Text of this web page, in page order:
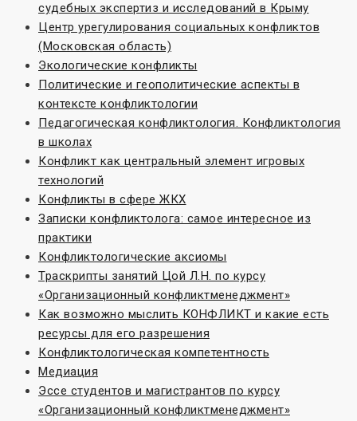
судебных экспертиз и исследований в Крыму
Центр урегулирования социальных конфликтов
(Московская область)
Экологические конфликты
Политические и геополитические аспекты в
контексте конфликтологии
Педагогическая конфликтология. Конфликтология
в школах
Конфликт как центральный элемент игровых
технологий
Конфликты в сфере ЖКХ
Записки конфликтолога: самое интересное из
практики
Конфликтологические аксиомы
Траскрипты занятий Цой Л.Н. по курсу
«Организационный конфликтменеджмент»
Как возможно мыслить КОНФЛИКТ и какие есть
ресурсы для его разрешения
Конфликтологическая компетентность
Медиация
Эссе студентов и магистрантов по курсу
«Организационный конфликтменеджмент»